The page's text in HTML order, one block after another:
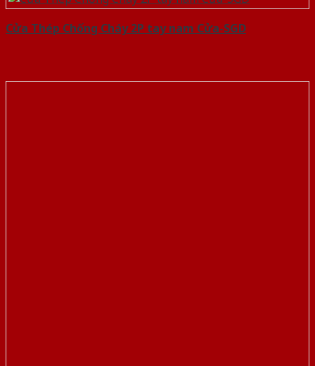
Cửa Thép Chống Cháy 2P tay nam Cửa-SGD